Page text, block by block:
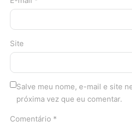
Site
Salve meu nome, e-mail e site
próxima vez que eu comentar.
Comentário *